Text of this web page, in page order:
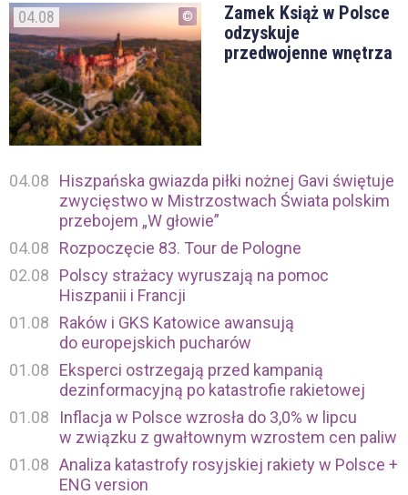
04.08
Zamek Książ w Polsce
odzyskuje
przedwojenne wnętrza
04.08
Hiszpańska gwiazda piłki nożnej Gavi świętuje
zwycięstwo w Mistrzostwach Świata polskim
przebojem „W głowie”
04.08
Rozpoczęcie 83. Tour de Pologne
02.08
Polscy strażacy wyruszają na pomoc
Hiszpanii i Francji
01.08
Raków i GKS Katowice awansują
do europejskich pucharów
01.08
Eksperci ostrzegają przed kampanią
dezinformacyjną po katastrofie rakietowej
01.08
Inflacja w Polsce wzrosła do 3,0% w lipcu
w związku z gwałtownym wzrostem cen paliw
01.08 Analiza katastrofy rosyjskiej rakiety w Polsce +
ENG version